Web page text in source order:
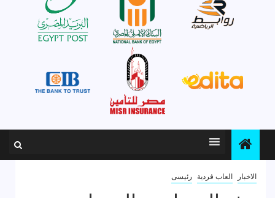
الاخبار العاب فردية رئيسى